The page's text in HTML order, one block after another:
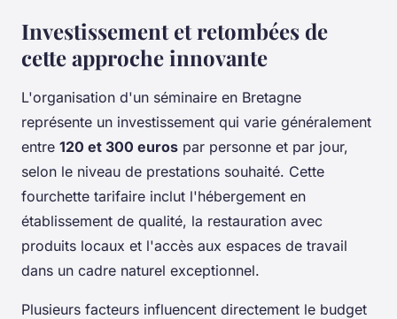
Investissement et retombées de
cette approche innovante
L'organisation d'un séminaire en Bretagne
représente un investissement qui varie généralement
entre 120 et 300 euros par personne et par jour,
selon le niveau de prestations souhaité. Cette
fourchette tarifaire inclut l'hébergement en
établissement de qualité, la restauration avec
produits locaux et l'accès aux espaces de travail
dans un cadre naturel exceptionnel.
Plusieurs facteurs influencent directement le budget